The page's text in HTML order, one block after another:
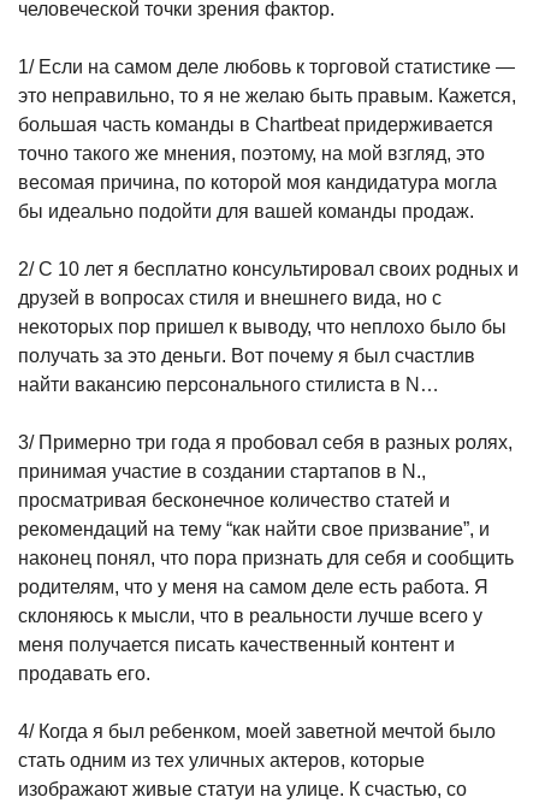
человеческой точки зрения фактор.
1/ Если на самом деле любовь к торговой статистике —
это неправильно, то я не желаю быть правым. Кажется,
большая часть команды в Chartbeat придерживается
точно такого же мнения, поэтому, на мой взгляд, это
весомая причина, по которой моя кандидатура могла
бы идеально подойти для вашей команды продаж.
2/ С 10 лет я бесплатно консультировал своих родных и
друзей в вопросах стиля и внешнего вида, но с
некоторых пор пришел к выводу, что неплохо было бы
получать за это деньги. Вот почему я был счастлив
найти вакансию персонального стилиста в N…
3/ Примерно три года я пробовал себя в разных ролях,
принимая участие в создании стартапов в N.,
просматривая бесконечное количество статей и
рекомендаций на тему “как найти свое призвание”, и
наконец понял, что пора признать для себя и сообщить
родителям, что у меня на самом деле есть работа. Я
склоняюсь к мысли, что в реальности лучше всего у
меня получается писать качественный контент и
продавать его.
4/ Когда я был ребенком, моей заветной мечтой было
стать одним из тех уличных актеров, которые
изображают живые статуи на улице. К счастью, со